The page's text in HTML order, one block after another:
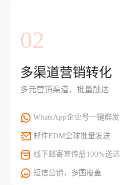
02
多渠道营销转化
多元营销渠道，批量触达
WhatsApp企业号一键群发
邮件EDM全球批量发送
线下邮寄宣传册100%送达
短信营销，多国覆盖